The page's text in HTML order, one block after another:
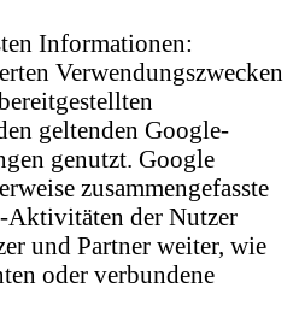
Informationen:
Verwendungszwecken
geltenden Google-
genutzt. Google
zusammengefasste
Aktivitäten der Nutzer
und Partner weiter, wie
oder verbundene